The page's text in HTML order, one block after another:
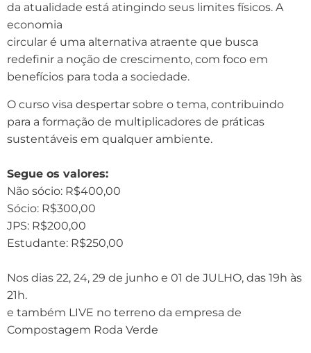
da atualidade está atingindo seus limites físicos. A
economia
circular é uma alternativa atraente que busca
redefinir a noção de crescimento, com foco em
benefícios para toda a sociedade.
O curso visa despertar sobre o tema, contribuindo
para a formação de multiplicadores de práticas
sustentáveis em qualquer ambiente.
Segue os valores:
Não sócio: R$400,00
Sócio: R$300,00
JPS: R$200,00
Estudante: R$250,00
Nos dias 22, 24, 29 de junho e 01 de JULHO, das 19h às
21h.
e também LIVE no terreno da empresa de
Compostagem Roda Verde